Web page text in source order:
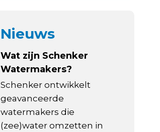
Nieuws
Wat zijn Schenker
Watermakers?
Schenker ontwikkelt
geavanceerde
watermakers die
(zee)water omzetten in